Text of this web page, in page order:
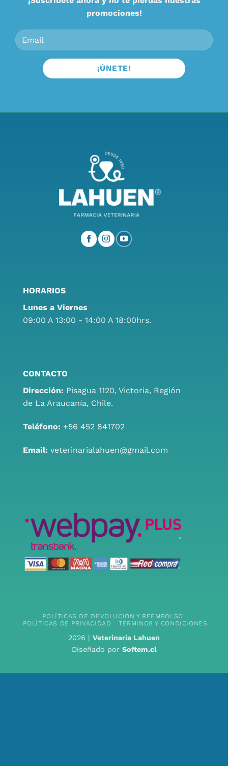
promociones!
HORARIOS
Lunes a Viernes
09:00 A 13:00 - 14:00 A 18:00hrs.
CONTACTO
Dirección: Pisagua 1120, Victoria, Región
de La Araucanía, Chile.
Teléfono: +56 452 841702
Email: veterinarialahuen@gmail.com
POLÍTICAS DE DEVOLUCIÓN Y REEMBOLSO
POLÍTICAS DE PRIVACIDAD
TÉRMINOS Y CONDICIONES
2026 | Veterinaria Lahuen
Diseñado por Softem.cl